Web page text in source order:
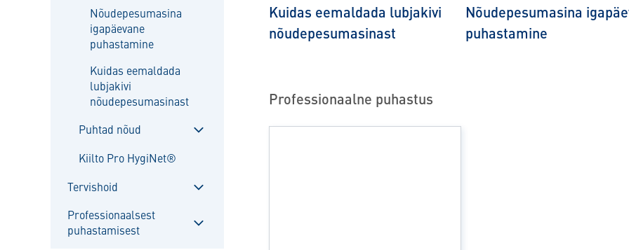
Nõudepesumasina
igapäevane
puhastamine
Kuidas eemaldada
lubjakivi
nõudepesumasinast
Puhtad nõud
Kiilto Pro HygiNet®
Tervishoid
alammenüü
Professionaalsest
puhastamisest
Kuidas eemaldada lubjakivi
nõudepesumasinast
Nõudepesumasina
puhastamine
Professionaalne puhastus